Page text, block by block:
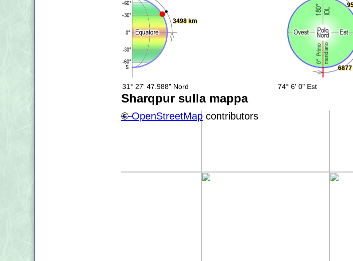
3498 km
31° 27' 47.988" Nord 74° 6' 0" Est
Sharqpur sulla mappa
+−
©OpenStreetMap contributors